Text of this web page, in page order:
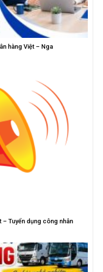
hàng Việt – Nga
Tuyển dụng công nhân